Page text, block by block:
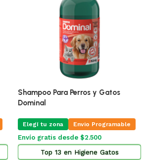
Shampoo Para Perros y Gatos
Dominal
Elegí tu zona Envio Programable
Envío gratis desde $2.500
Top 13 en Higiene Gatos